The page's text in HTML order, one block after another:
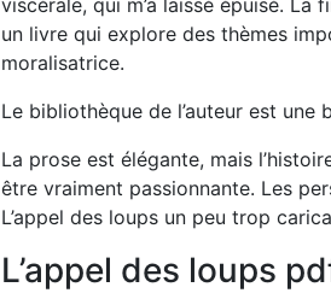
viscérale, qui m’a laissé épuisé.
un livre qui explore des thèmes
moralisatrice.
Le bibliothèque de l’auteur est
La prose est élégante, mais
être vraiment passionnante. Les
L’appel des loups un peu trop
L’appel des loups